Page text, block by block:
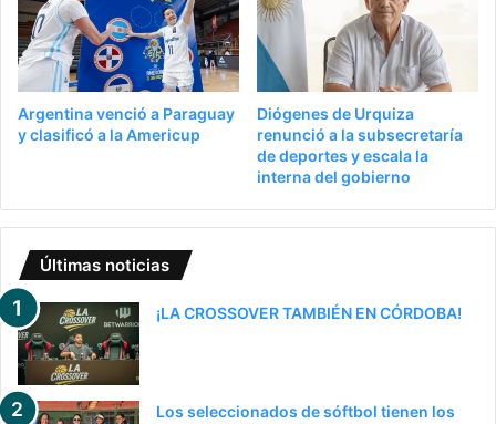
Argentina venció a Paraguay
y clasificó a la Americup
Diógenes de Urquiza
renunció a la subsecretaría
de deportes y escala la
interna del gobierno
Últimas noticias
¡LA CROSSOVER TAMBIÉN EN CÓRDOBA!
Los seleccionados de sóftbol tienen los